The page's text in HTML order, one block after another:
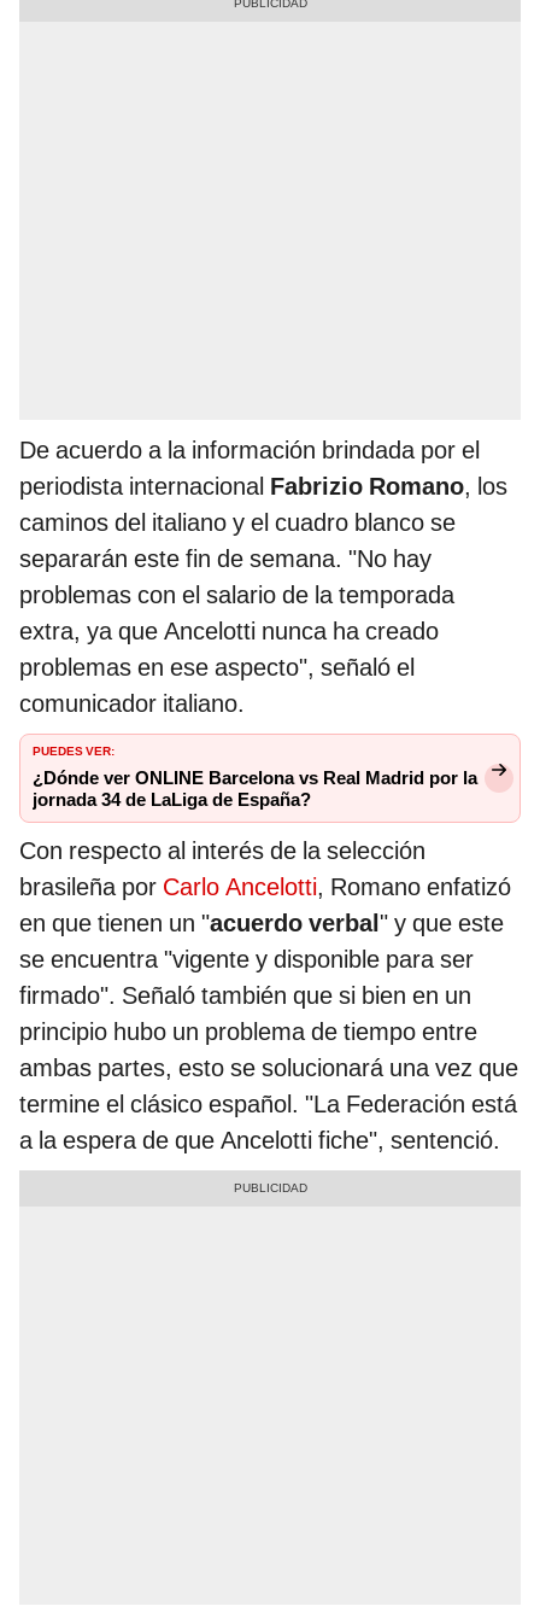
De acuerdo a la información brindada por el
periodista internacional Fabrizio Romano, los
caminos del italiano y el cuadro blanco se
separarán este fin de semana. "No hay
problemas con el salario de la temporada
extra, ya que Ancelotti nunca ha creado
problemas en ese aspecto", señaló el
comunicador italiano.
PUEDES VER:
¿Dónde ver ONLINE Barcelona vs Real Madrid por la
jornada 34 de LaLiga de España?
Con respecto al interés de la selección
brasileña por Carlo Ancelotti, Romano enfatizó
en que tienen un "acuerdo verbal" y que este
se encuentra "vigente y disponible para ser
firmado". Señaló también que si bien en un
principio hubo un problema de tiempo entre
ambas partes, esto se solucionará una vez que
termine el clásico español. "La Federación está
a la espera de que Ancelotti fiche", sentenció.